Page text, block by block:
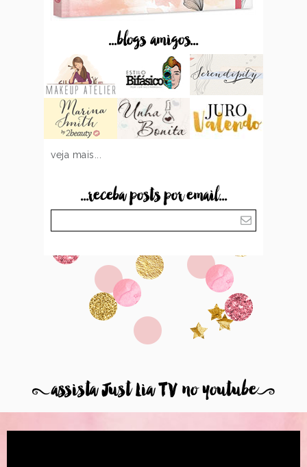
...blogs amigos...
veja mais...
...receba posts por email...
8assista Just Lia TV no youtube9